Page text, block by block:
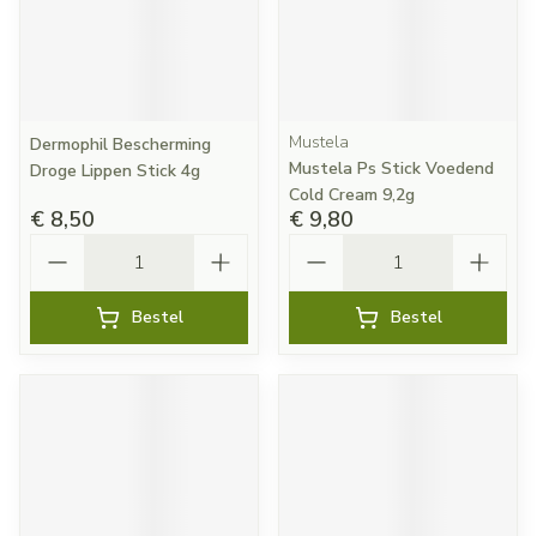
Dermophil Bescherming
Droge Lippen Stick 4g
€ 8,50
Bestel
Mustela
Mustela Ps Stick Voedend
Cold Cream 9,2g
€ 9,80
Bestel